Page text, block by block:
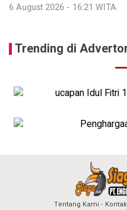
6 August 2026 - 16:21 WITA
Trending di
Tentang Kami Kontak